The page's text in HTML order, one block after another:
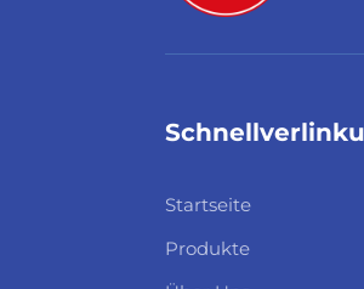
Startseite
Produkte